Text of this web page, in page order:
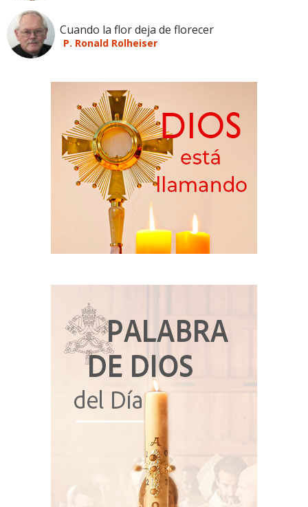
Cuando la flor deja de florecer
P. Ronald Rolheiser